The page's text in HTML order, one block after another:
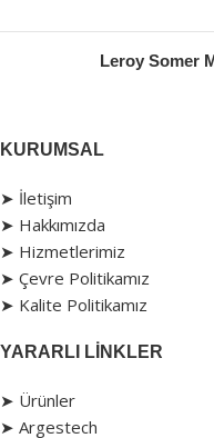
Leroy Somer
KURUMSAL
➤ İletişim
➤ Hakkımızda
➤ Hizmetlerimiz
➤ Çevre Politikamız
➤ Kalite Politikamız
YARARLI LINKLER
➤ Ürünler
➤ Argestech